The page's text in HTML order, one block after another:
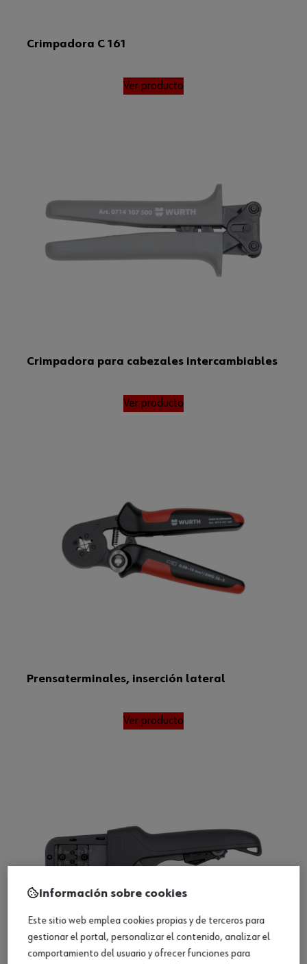
Crimpadora C 161
Ver producto
Crimpadora para cabezales intercambiables
Ver producto
Prensaterminales, inserción lateral
Ver producto
Información sobre cookies
Este sitio web emplea cookies propias y de terceros para
gestionar el portal, personalizar el contenido, analizar el
comportamiento del usuario y ofrecer funciones para